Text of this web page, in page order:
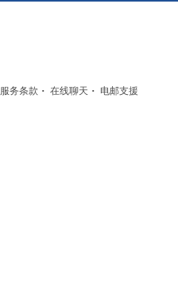
服务条款 · 在线聊天 · 电邮支援